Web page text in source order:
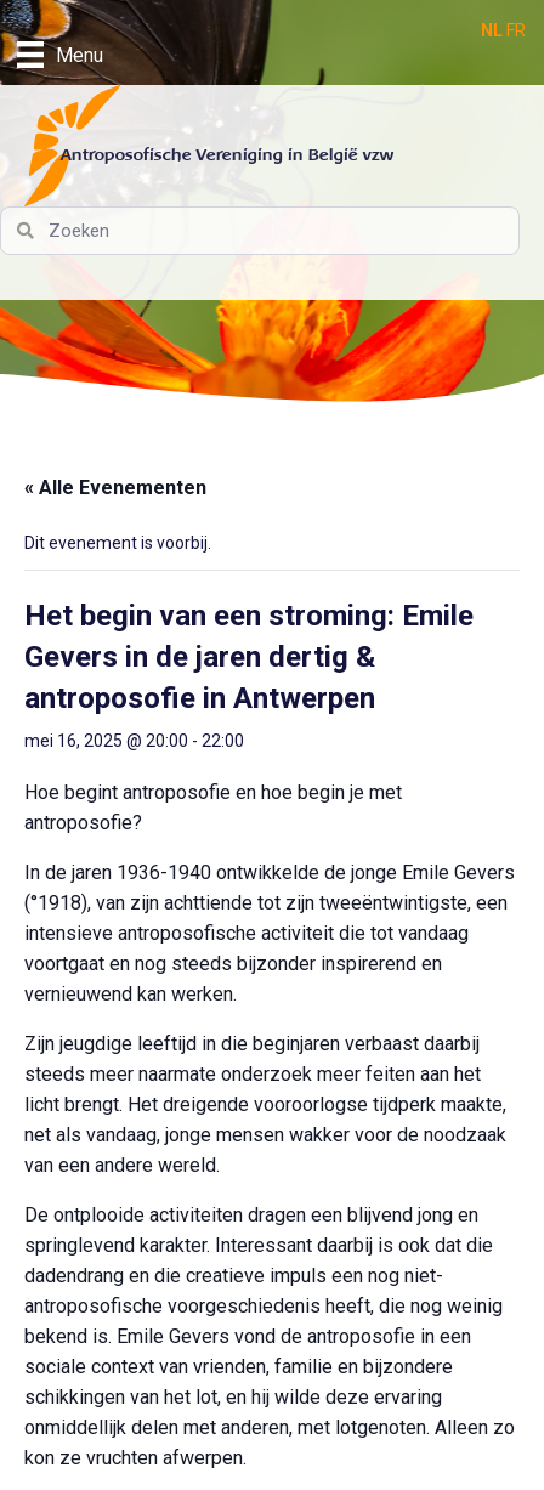
Menu
Antroposofische Vereniging in België vzw
« Alle Evenementen
Dit evenement is voorbij.
Het begin van een stroming: Emile
Gevers in de jaren dertig &
antroposofie in Antwerpen
mei 16, 2025 @ 20:00 - 22:00
Hoe begint antroposofie en hoe begin je met
antroposofie?
In de jaren 1936-1940 ontwikkelde de jonge Emile Gevers
(°1918), van zijn achttiende tot zijn tweeëntwintigste, een
intensieve antroposofische activiteit die tot vandaag
voortgaat en nog steeds bijzonder inspirerend en
vernieuwend kan werken.
Zijn jeugdige leeftijd in die beginjaren verbaast daarbij
steeds meer naarmate onderzoek meer feiten aan het
licht brengt. Het dreigende vooroorlogse tijdperk maakte,
net als vandaag, jonge mensen wakker voor de noodzaak
van een andere wereld.
De ontplooide activiteiten dragen een blijvend jong en
springlevend karakter. Interessant daarbij is ook dat die
dadendrang en die creatieve impuls een nog niet-
antroposofische voorgeschiedenis heeft, die nog weinig
bekend is. Emile Gevers vond de antroposofie in een
sociale context van vrienden, familie en bijzondere
schikkingen van het lot, en hij wilde deze ervaring
onmiddellijk delen met anderen, met lotgenoten. Alleen zo
kon ze vruchten afwerpen.
NL FR